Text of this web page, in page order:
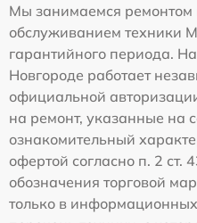
Мы занимаемся ремонтом
обслуживанием техники
гарантийного периода.
Новгороде работает
официальной
на ремонт, указанные на
ознакомительный
офертой согласно п. 2
обозначения торговой
только в